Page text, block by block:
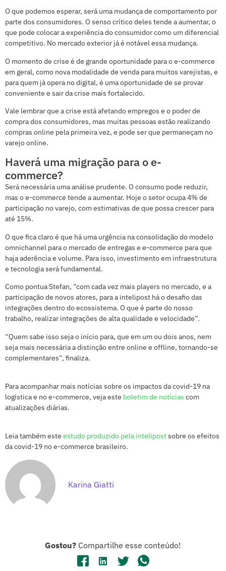
O que podemos esperar, será uma mudança de comportamento por
parte dos consumidores. O senso crítico deles tende a aumentar, o
que pode colocar a experiência do consumidor como um diferencial
competitivo. No mercado exterior já é notável essa mudança.
O momento de crise é de grande oportunidade para o e-commerce
em geral, como nova modalidade de venda para muitos varejistas, e
para quem já opera no digital, é uma oportunidade de se provar
conveniente e sair da crise mais fortalecido.
Vale lembrar que a crise está afetando empregos e o poder de
compra dos consumidores, mas muitas pessoas estão realizando
compras online pela primeira vez, e pode ser que permaneçam no
varejo online.
Haverá uma migração para o e-
commerce?
Será necessária uma análise prudente. O consumo pode reduzir,
mas o e-commerce tende a aumentar. Hoje o setor ocupa 4% de
participação no varejo, com estimativas de que possa crescer para
até 15%.
O que fica claro é que há uma urgência na consolidação do modelo
omnichannel para o mercado de entregas e e-commerce para que
haja aderência e volume. Para isso, investimento em infraestrutura
e tecnologia será fundamental.
Como pontua Stefan, “com cada vez mais players no mercado, e a
participação de novos atores, para a intelipost há o desafio das
integrações dentro do ecossistema. O que é parte do nosso
trabalho, realizar integrações de alta qualidade e velocidade”.
“Quem sabe isso seja o início para, que em um ou dois anos, nem
seja mais necessária a distinção entre online e offline, tornando-se
complementares”, finaliza.
Para acompanhar mais notícias sobre os impactos da covid-19 na
logística e no e-commerce, veja este boletim de notícias com
atualizações diárias.
Leia também este estudo produzido pela intelipostsobre os efeitos
da covid-19 no e-commerce brasileiro.
Karina Giatti
Gostou? Compartilhe esse conteúdo!